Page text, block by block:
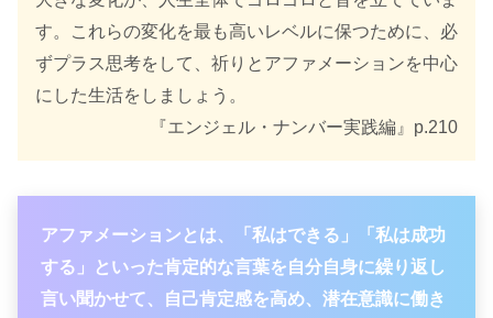
す。これらの変化を最も高いレベルに保つために、必
ずプラス思考をして、祈りとアファメーションを中心
にした生活をしましょう。
『エンジェル・ナンバー実践編』p.210
アファメーションとは、「私はできる」「私は成功
する」といった肯定的な言葉を自分自身に繰り返し
言い聞かせて、自己肯定感を高め、潜在意識に働き